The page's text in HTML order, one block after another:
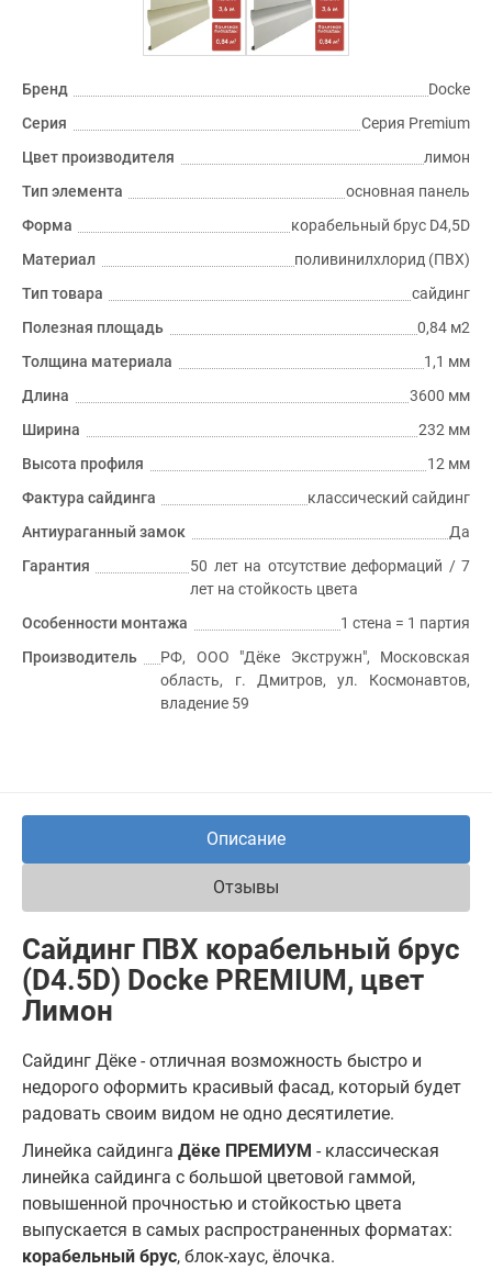
Бренд
Docke
Серия
Серия Premium
Цвет производителя
лимон
Тип элемента
основная панель
Форма
корабельный брус D4,5D
Материал
поливинилхлорид (ПВХ)
Тип товара
сайдинг
Полезная площадь
0,84 м2
Толщина материала
1,1 мм
Длина
3600 мм
Ширина
232 мм
Высота профиля
12 мм
Фактура сайдинга
классический сайдинг
Антиураганный замок
Да
Гарантия
50 лет на отсутствие деформаций / 7
лет на стойкость цвета
Особенности монтажа
1 стена = 1 партия
Производитель
РФ, ООО "Дёке Экстружн", Московская
область, г. Дмитров, ул. Космонавтов,
владение 59
Описание
Отзывы
Сайдинг ПВХ корабельный брус
(D4.5D) Docke PREMIUM, цвет
Лимон
Сайдинг Дёке - отличная возможность быстро и
недорого оформить красивый фасад, который будет
радовать своим видом не одно десятилетие.
Линейка сайдинга Дёке ПРЕМИУМ - классическая
линейка сайдинга с большой цветовой гаммой,
повышенной прочностью и стойкостью цвета
выпускается в самых распространенных форматах:
корабельный брус, блок-хаус, ёлочка.